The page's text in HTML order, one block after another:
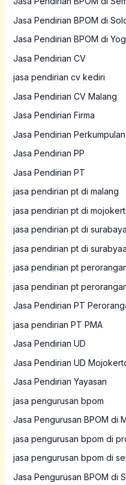
Jasa Pendirian BPOM di
Jasa Pendirian BPOM di
Jasa Pendirian CV
jasa pendirian cv kediri
Jasa Pendirian CV Malang
Jasa Pendirian Firma
Jasa Pendirian Perkumpulan
Jasa Pendirian PP
Jasa Pendirian PT
jasa pendirian pt di malang
jasa pendirian pt di
jasa pendirian pt di surabaya
jasa pendirian pt di surabyaa
jasa pendirian pt
jasa pendirian pt
Jasa Pendirian PT
jasa pendirian PT PMA
Jasa Pendirian UD
Jasa Pendirian UD
Jasa Pendirian Yayasan
jasa pengurusan bpom
Jasa Pengurusan BPOM di
jasa pengurusan bpom di
jasa pengurusan bpom di
Jasa Pengurusan BPOM di